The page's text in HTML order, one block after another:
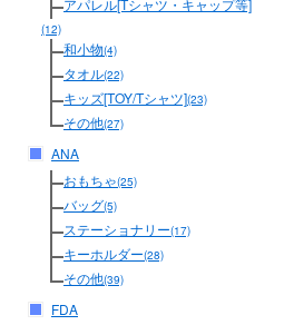
アパレル[Tシャツ・キャップ等]
(12)
和小物(4)
タオル(22)
キッズ[TOY/Tシャツ](23)
その他(27)
ANA
おもちゃ(25)
バッグ(5)
ステーショナリー(17)
キーホルダー(28)
その他(39)
FDA